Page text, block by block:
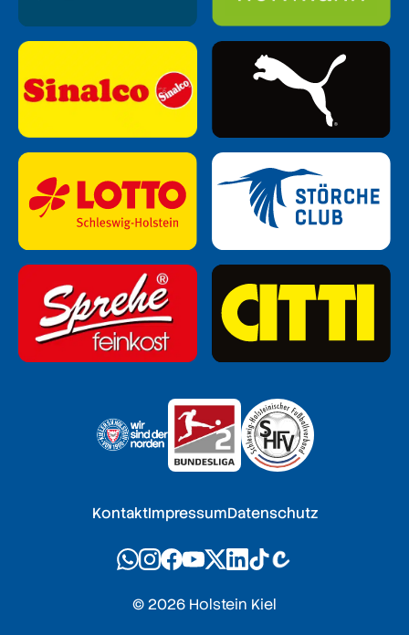
© 2026 Holstein Kiel
KontaktImpressumDatenschutz